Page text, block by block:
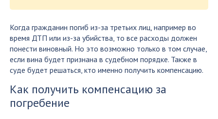
Когда гражданин погиб из-за третьих лиц, например во
время ДТП или из-за убийства, то все расходы должен
понести виновный. Но это возможно только в том случае,
если вина будет признана в судебном порядке. Также в
суде будет решаться, кто именно получить компенсацию.
Как получить компенсацию за
погребение